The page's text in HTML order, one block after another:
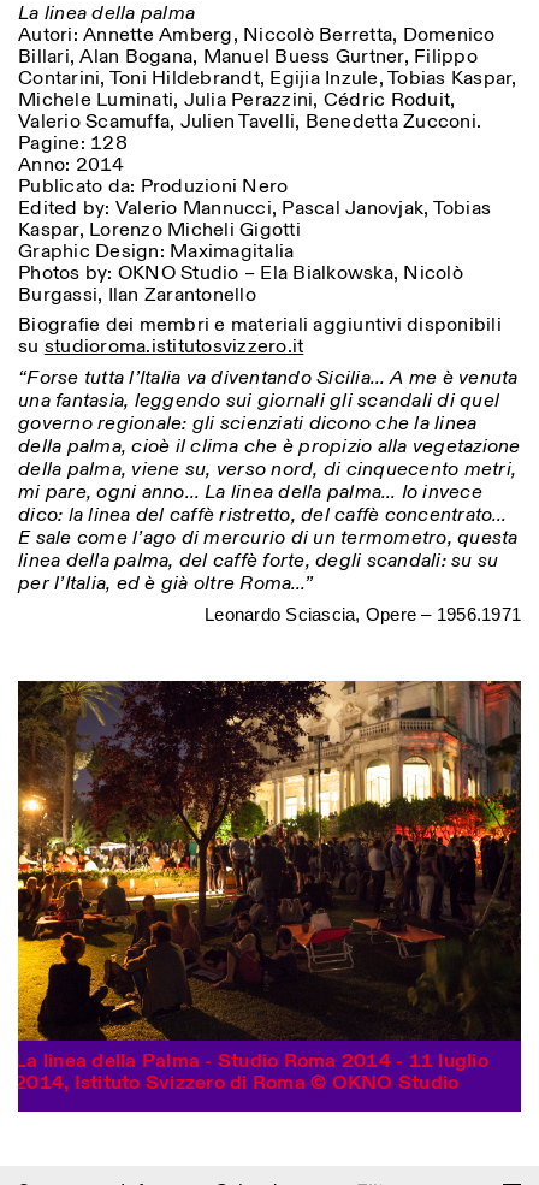
Designed by Dallas
La linea della palma
Autori: Annette Amberg, Niccolò Berretta, Domenico
Billari, Alan Bogana, Manuel Buess Gurtner, Filippo
Contarini, Toni Hildebrandt, Egijia Inzule, Tobias Kaspar,
Michele Luminati, Julia Perazzini, Cédric Roduit,
Valerio Scamuffa, Julien Tavelli, Benedetta Zucconi.
Pagine: 128
Anno: 2014
Publicato da: Produzioni Nero
Edited by: Valerio Mannucci, Pascal Janovjak, Tobias
Kaspar, Lorenzo Micheli Gigotti
Graphic Design: Maximagitalia
Photos by: OKNO Studio – Ela Bialkowska, Nicolò
Burgassi, Ilan Zarantonello
Biografie dei membri e materiali aggiuntivi disponibili
su studioroma.istitutosvizzero.it
“Forse tutta l’Italia va diventando Sicilia… A me è venuta
una fantasia, leggendo sui giornali gli scandali di quel
governo regionale: gli scienziati dicono che la linea
della palma, cioè il clima che è propizio alla vegetazione
della palma, viene su, verso nord, di cinquecento metri,
mi pare, ogni anno… La linea della palma… Io invece
dico: la linea del caffè ristretto, del caffè concentrato…
E sale come l’ago di mercurio di un termometro, questa
linea della palma, del caffè forte, degli scandali: su su
per l’Italia, ed è già oltre Roma…”
Leonardo Sciascia, Opere – 1956.1971
La linea della Palma - Studio Roma 2014 - 11 luglio
2014, Istituto Svizzero di Roma © OKNO Studio
Photo series documenting Swiss innovation in
architecture, engineering, and materials for sustainable
environments. Fabrication and Construction of Tor
Alva, 3D-Concrete extrusion, ETHZ RFL. © Girts